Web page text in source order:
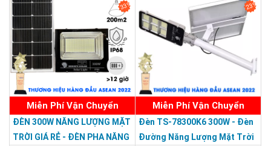
Thương hiệu dẫn đầu Việt Nam 2023
33%
Miễn Phí Vận Chuyển
ĐÈN 300W NĂNG LƯỢNG MẶT
TRỜI GIÁ RẺ - ĐÈN PHA NĂNG
23%
Miễn Phí Vận Chuyển
Đèn TS-78300K6 300W - Đèn
Đường Năng Lượng Mặt Trời